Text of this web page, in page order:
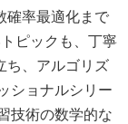
確率最適化まで
ピックも、丁寧
ち、アルゴリズ
ショナルシリー
技術の数学的な